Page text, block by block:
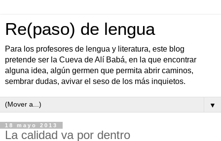
Re(paso) de lengua
Para los profesores de lengua y literatura, este blog
pretende ser la Cueva de Alí Babá, en la que encontrar
alguna idea, algún germen que permita abrir caminos,
sembrar dudas, avivar el seso de los más inquietos.
▼
18 mayo 2013
La calidad va por dentro